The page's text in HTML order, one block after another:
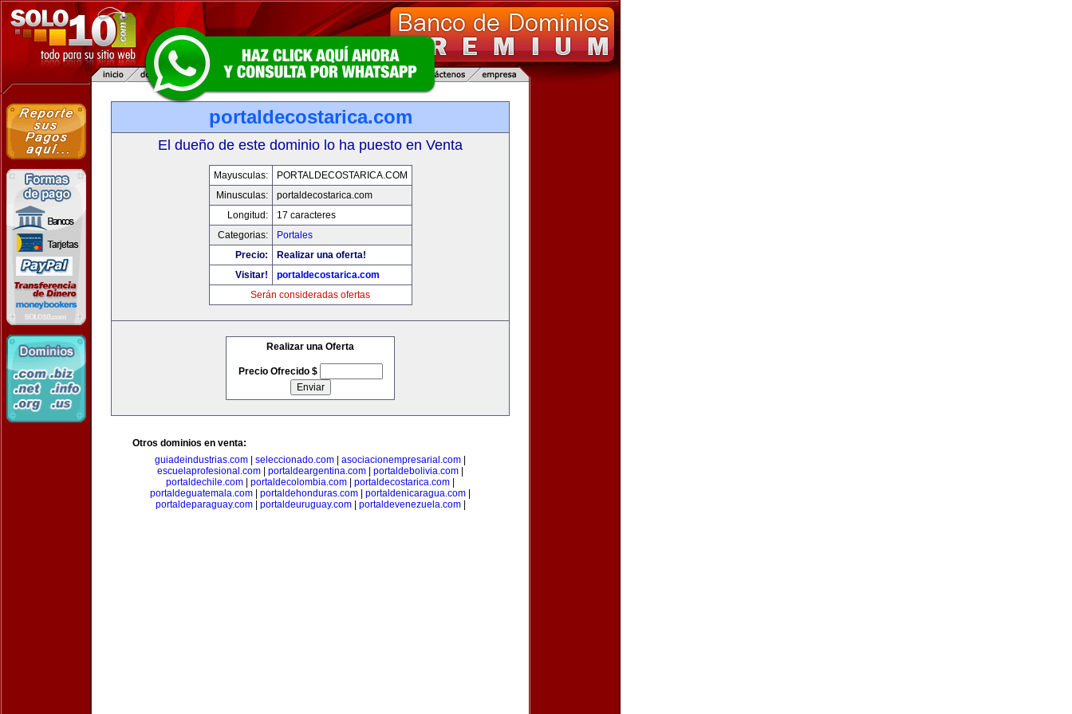
portaldecostarica.com
El dueño de este dominio lo ha puesto en Venta
Mayusculas:
PORTALDECOSTARICA.COM
Minusculas:
portaldecostarica.com
Longitud:
17 caracteres
Categorias:
Portales
Precio:
Realizar una oferta!
Visitar!
portaldecostarica.com
Serán consideradas ofertas
Realizar una Oferta
Precio Ofrecido $
Otros dominios en venta:
guiadeindustrias.com
seleccionado.com asociacionempresarial.com
escuelaprofesional.com
portaldeargentina.com portaldebolivia.com
portaldechile.com
portaldecolombia.com portaldecostarica.com
portaldeguatemala.com
portaldehonduras.com portaldenicaragua.com
portaldeparaguay.com| portaldeuruguay.com| portaldevenezuela.com|